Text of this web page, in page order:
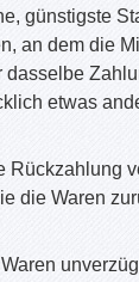
günstigste
an dem die
dasselbe
etwas
Rückzahlung
die Waren